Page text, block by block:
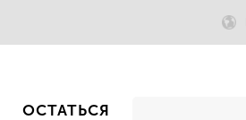
ОСТАТЬСЯ